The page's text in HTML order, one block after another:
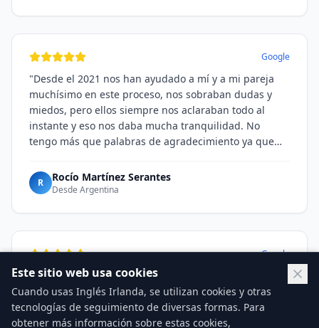
Google
"Desde el 2021 nos han ayudado a mí y a mi pareja
muchísimo en este proceso, nos sobraban dudas y
miedos, pero ellos siempre nos aclaraban todo al
instante y eso nos daba mucha tranquilidad. No
tengo más que palabras de agradecimiento ya que
este año e Inglés Irlanda sigue pendiente de
nosotros. Estamos muy felices de haber caído en sus
R Rocío Martínez Serantes
Desde Argentina
Google
"Me vine a estudiar Inglés a Dublin con Inglés Irlanda
y la verdad es que son muy preocupados de todo, te
ayudan con la documentación, tips para moverte por
la ciudad, todo. He escuchado malas referencias de
Este sitio web usa cookies
Cuando usas Inglés Irlanda, se utilizan cookies y otras
tecnologías de seguimiento de diversas formas. Para
obtener más información sobre estas cookies,